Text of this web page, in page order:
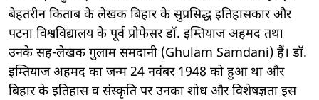
बेहतरीन किताब के लेखक बिहार के सुप्रसिद्ध इतिहासकार और
पटना विश्वविद्यालय के पूर्व प्रोफेसर डॉ. इम्तियाज अहमद तथा
उनके सह-लेखक गुलाम समदानी (Ghulam Samdani) हैं। डॉ.
इम्तियाज अहमद का जन्म 24 नवंबर 1948 को हुआ था और
बिहार के इतिहास व संस्कृति पर उनका शोध और विशेषज्ञता इस